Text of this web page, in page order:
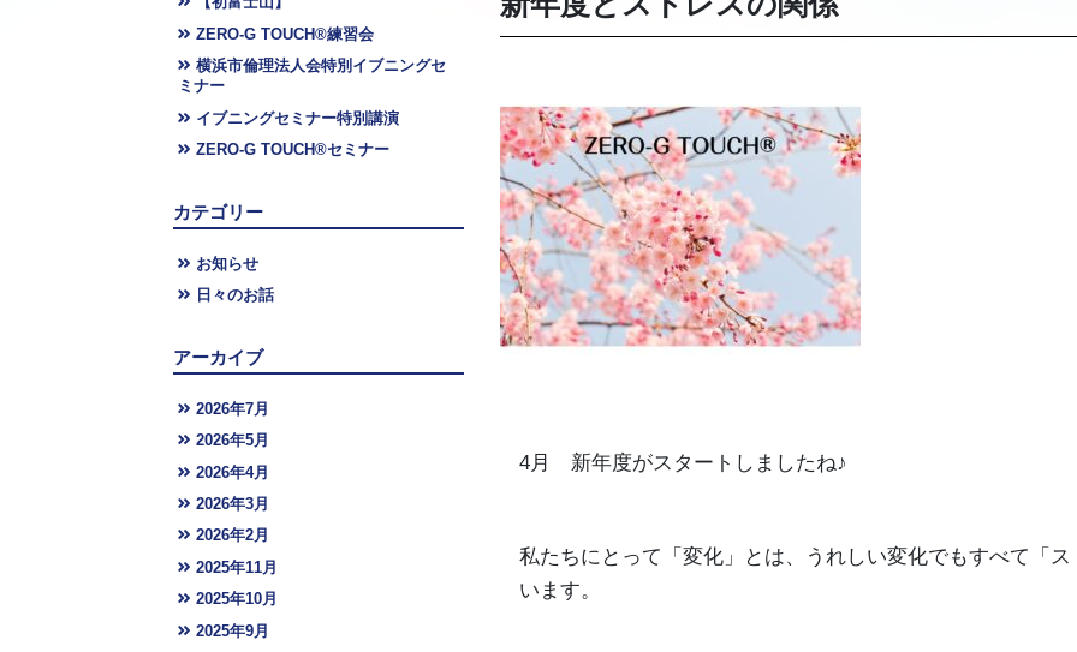
4月 新年度がスタートしましたね♪
私たちにとって「変化」とは、うれしい変化でもすべて「
います。
ZERO-G TOUCH®︎練習会
横浜市倫理法人会特別イブニングセ
ミナー
イブニングセミナー特別講演
ZERO-G TOUCH®︎セミナー
カテゴリー
お知らせ
日々のお話
アーカイブ
2026年7月
2026年5月
2026年4月
2026年3月
2026年2月
2025年11月
2025年10月
2025年9月